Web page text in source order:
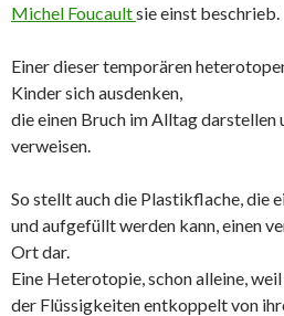
Michel Foucaultsie einst beschrieb.
Einer dieser temporären
Kinder sich ausdenken,
die einen Bruch im Alltag darstellen
verweisen.
So stellt auch die Plastikflache, die
und aufgefüllt werden kann, einen
Ort dar.
Eine Heterotopie, schon alleine,
der Flüssigkeiten entkoppelt von